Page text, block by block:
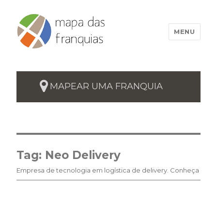
MENU
MAPEAR UMA FRANQUIA
Tag: Neo Delivery
Empresa de tecnologia em logística de delivery. Conheça